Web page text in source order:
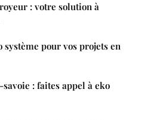
: votre solution à
pour vos projets en
: faites appel à eko